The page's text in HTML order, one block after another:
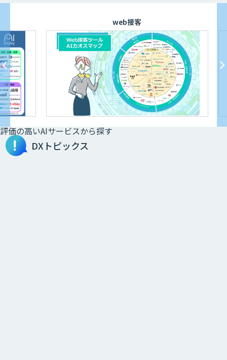
web接客
評価の高いAIサービスから探す
DXトピックス